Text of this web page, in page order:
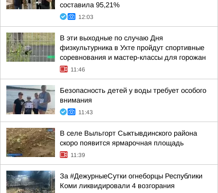
составила 95,21%
12:03
В эти выходные по случаю Дня
физкультурника в Ухте пройдут спортивные
соревнования и мастер-классы для горожан
11:46
Безопасность детей у воды требует особого
внимания
11:43
В селе Выльгорт Сыктывдинского района
скоро появится ярмарочная площадь
11:39
За #ДежурныеСутки огнеборцы Республики
Коми ликвидировали 4 возгорания